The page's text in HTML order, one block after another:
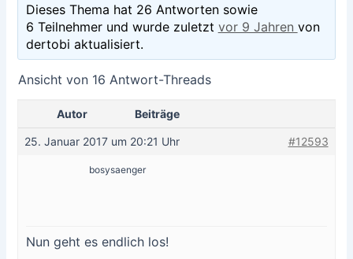
Dieses Thema hat 26 Antworten sowie
6 Teilnehmer und wurde zuletzt vor 9 Jahren von
dertobi aktualisiert.
Ansicht von 16 Antwort-Threads
Autor Beiträge
25. Januar 2017 um 20:21 Uhr #12593
bosysaenger
Nun geht es endlich los!